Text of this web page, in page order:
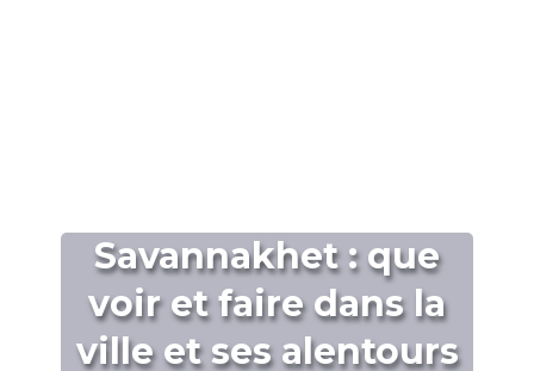
Savannakhet : que
voir et faire dans la
ville et ses alentours